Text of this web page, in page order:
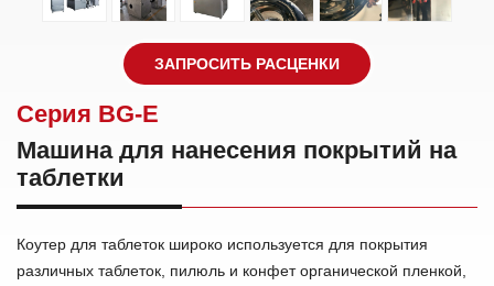
ЗАПРОСИТЬ РАСЦЕНКИ
Cерия BG-E
Машина для нанесения покрытий на
таблетки
Коутер для таблеток широко используется для покрытия
различных таблеток, пилюль и конфет органической пленкой,